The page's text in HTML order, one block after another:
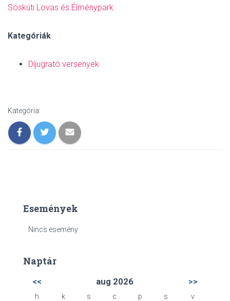
Sóskúti Lovas és Élménypark
Kategóriák
Díjugrató versenyek
Kategória:
Események
Nincs esemény
Naptár
<< aug 2026 >>
h k s c p s
v